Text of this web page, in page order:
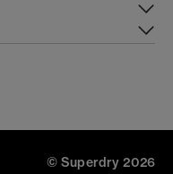
© Superdry 2026